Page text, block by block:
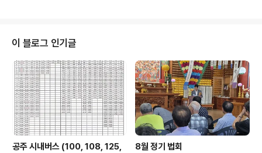
이 블로그 인기글
공주 시내버스 (100, 108, 125,
8월 정기 법회